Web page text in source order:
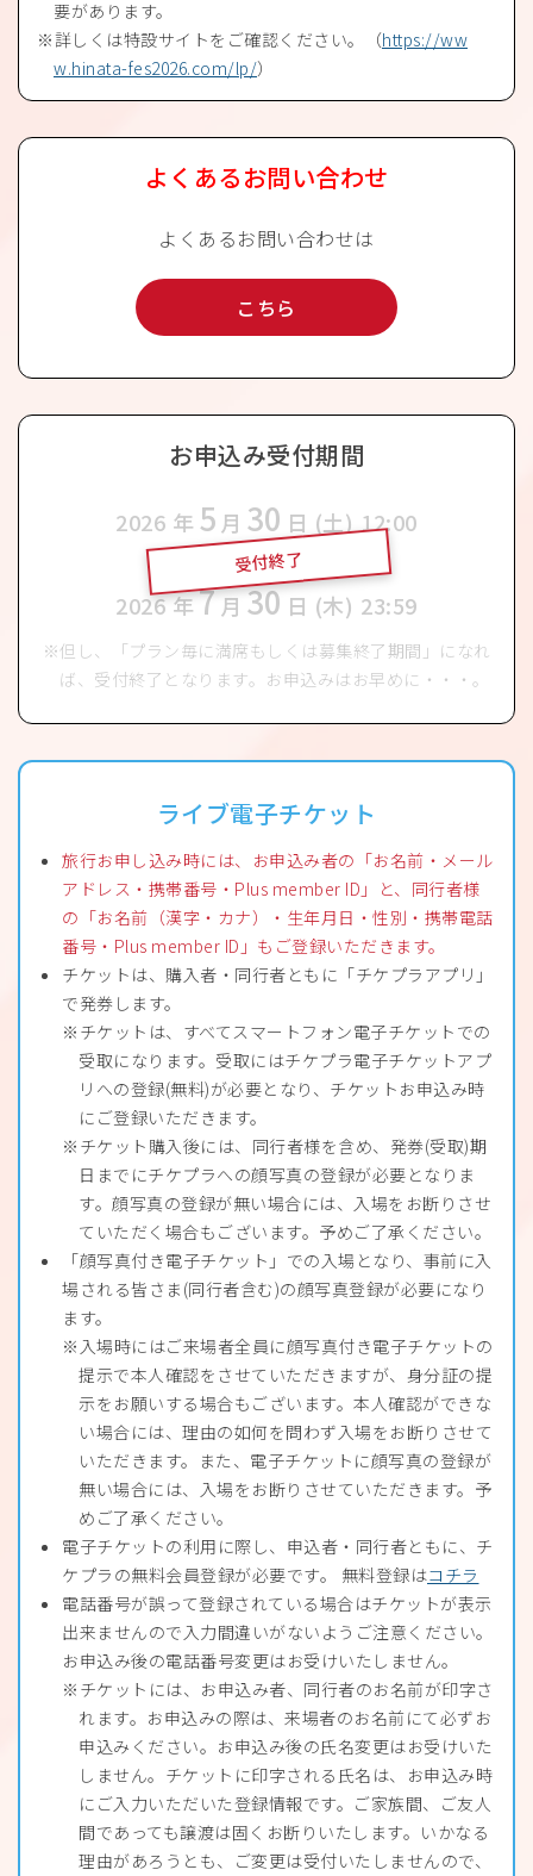
要があります。
詳しくは特設サイトをご確認ください。（https://ww
w.hinata-fes2026.com/lp/）
よくあるお問い合わせ
よくあるお問い合わせは
こちら
お申込み受付期間
2026 年 5 月 30 日 (土) 12:00
〜
2026 年7月 30 日 (木) 23:59
受付終了
但し、「プラン毎に満席もしくは募集終了期間」になれ
ば、受付終了となります。お申込みはお早めに・・・。
ライブ電子チケット
旅行お申し込み時には、お申込み者の「お名前・メール
アドレス・携帯番号・Plus member ID」と、同行者様
の「お名前（漢字・カナ）・生年月日・性別・携帯電話
番号・Plus member ID」もご登録いただきます。
チケットは、購入者・同行者ともに「チケプラアプリ」
で発券します。
チケットは、すべてスマートフォン電子チケットでの
受取になります。受取にはチケプラ電子チケットアプ
リへの登録(無料)が必要となり、チケットお申込み時
にご登録いただきます。
チケット購入後には、同行者様を含め、発券(受取)期
日までにチケプラへの顔写真の登録が必要となりま
す。顔写真の登録が無い場合には、入場をお断りさせ
ていただく場合もございます。予めご了承ください。
「顔写真付き電子チケット」での入場となり、事前に入
場される皆さま(同行者含む)の顔写真登録が必要になり
ます。
入場時にはご来場者全員に顔写真付き電子チケットの
提示で本人確認をさせていただきますが、身分証の提
示をお願いする場合もございます。本人確認ができな
い場合には、理由の如何を問わず入場をお断りさせて
いただきます。また、電子チケットに顔写真の登録が
無い場合には、入場をお断りさせていただきます。予
めご了承ください。
電子チケットの利用に際し、申込者・同行者ともに、チ
ケプラの無料会員登録が必要です。 無料登録はコチラ
電話番号が誤って登録されている場合はチケットが表示
出来ませんので入力間違いがないようご注意ください。
お申込み後の電話番号変更はお受けいたしません。
チケットには、お申込み者、同行者のお名前が印字さ
れます。お申込みの際は、来場者のお名前にて必ずお
申込みください。お申込み後の氏名変更はお受けいた
しません。チケットに印字される氏名は、お申込み時
にご入力いただいた登録情報です。ご家族間、ご友人
間であっても譲渡は固くお断りいたします。いかなる
理由があろうとも、ご変更は受付いたしませんので、